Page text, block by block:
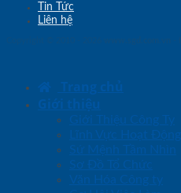
Tin Tức
Liên hệ
Trang chủ
Giới thiệu
Giới Thiệu Công Ty
Lĩnh Vực Hoạt Động
Sứ Mệnh Tầm Nhìn
Sơ Đồ Tổ Chức
Văn Hóa Công ty